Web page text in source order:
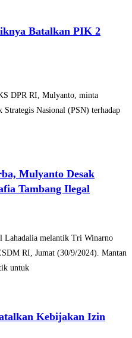
Batalkan PIK 2
DPR RI, Mulyanto, minta
Strategis Nasional (PSN) terhadap
Mulyanto Desak
Tambang Ilegal
Lahadalia melantik Tri Winarno
RI, Jumat (30/9/2024). Mantan
untuk
Kebijakan Izin